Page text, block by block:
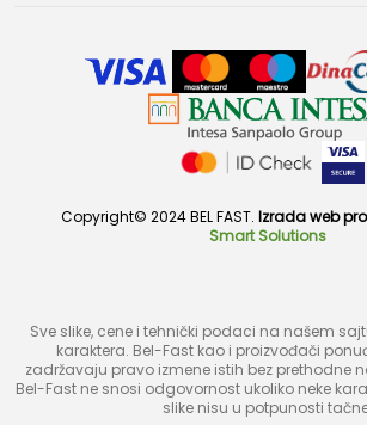
Copyright© 2024 BEL FAST. Izrada web
Smart Solutions
Sve slike, cene i tehnički podaci na našem
karaktera. Bel-Fast kao i proizvođači
zadržavaju pravo izmene istih bez prethodne
Bel-Fast ne snosi odgovornost ukoliko neke
slike nisu u potpunosti